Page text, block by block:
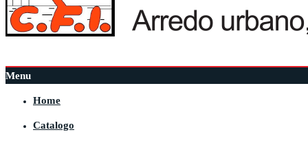
Menu
Home
Catalogo